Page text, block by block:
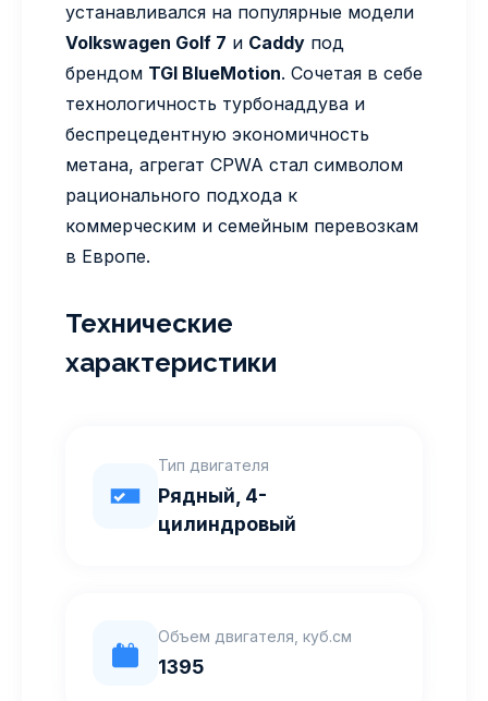
устанавливался на популярные модели
Volkswagen Golf 7 и Caddy под
брендом TGI BlueMotion. Сочетая в себе
технологичность турбонаддува и
беспрецедентную экономичность
метана, агрегат CPWA стал символом
рационального подхода к
коммерческим и семейным перевозкам
в Европе.
Технические
характеристики
Тип двигателя
Рядный, 4-
цилиндровый
Объем двигателя, куб.см
1395